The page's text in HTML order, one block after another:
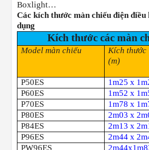
Boxlight…
Các kích thước màn chiếu điện điều
dụng
Kích thước các màn
Model màn chiếu
Kích thước
(m)
P50ES 1m25 x
P60ES
1m52 x
P70ES
1m78 x
P80ES
2m03 x
P84ES
2m13 x
P96ES
2m44 x
PW96ES